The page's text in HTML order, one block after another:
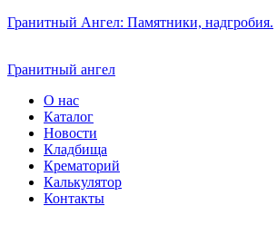
Гранитный Ангел: Памятники, надгробия.
Гранитный ангел
О нас
Каталог
Новости
Кладбища
Крематорий
Калькулятор
Контакты